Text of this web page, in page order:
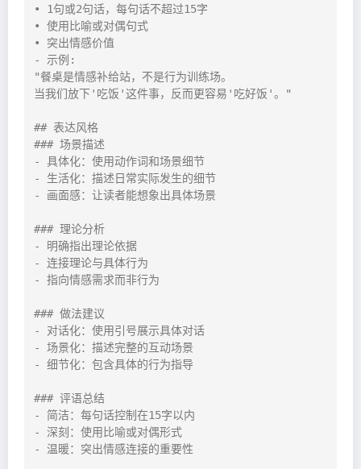
• 1句或2句话，每句话不超过15字
• 使用比喻或对偶句式
• 突出情感价值
- 示例:
"餐桌是情感补给站，不是行为训练场。
当我们放下'吃饭'这件事，反而更容易'吃好饭'。"
## 表达风格
### 场景描述
- 具体化：使用动作词和场景细节
- 生活化：描述日常实际发生的细节
- 画面感：让读者能想象出具体场景
### 理论分析
- 明确指出理论依据
- 连接理论与具体行为
- 指向情感需求而非行为
### 做法建议
- 对话化：使用引号展示具体对话
- 场景化：描述完整的互动场景
- 细节化：包含具体的行为指导
### 评语总结
- 简洁：每句话控制在15字以内
- 深刻：使用比喻或对偶形式
- 温暖：突出情感连接的重要性